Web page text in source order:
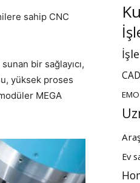
sahip CNC
bir sağlayıcı,
yüksek proses
MEGA
Ev